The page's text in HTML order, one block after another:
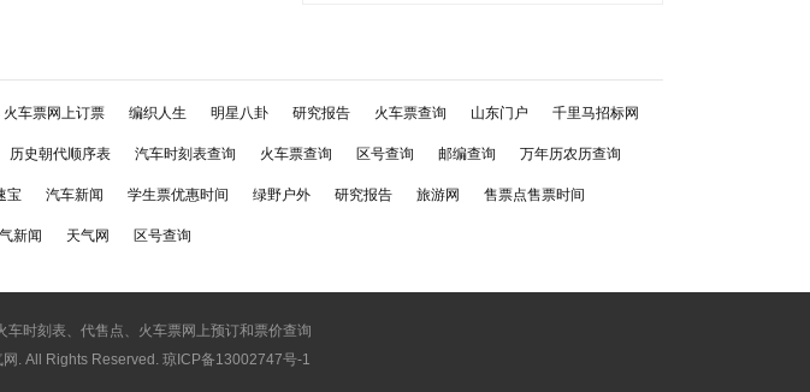
火车票网上订票 编织人生 明星八卦 研究报告 火车票查询 山东门户 千里马招标网
历史朝代顺序表 汽车时刻表查询 火车票查询 区号查询 邮编查询 万年历农历查询
宝 汽车新闻 学生票优惠时间 绿野户外 研究报告 旅游网 售票点售票时间
新闻 天气网 区号查询
时刻表、代售点、火车票网上预订和票价查询
. All Rights Reserved. 琼ICP备13002747号-1